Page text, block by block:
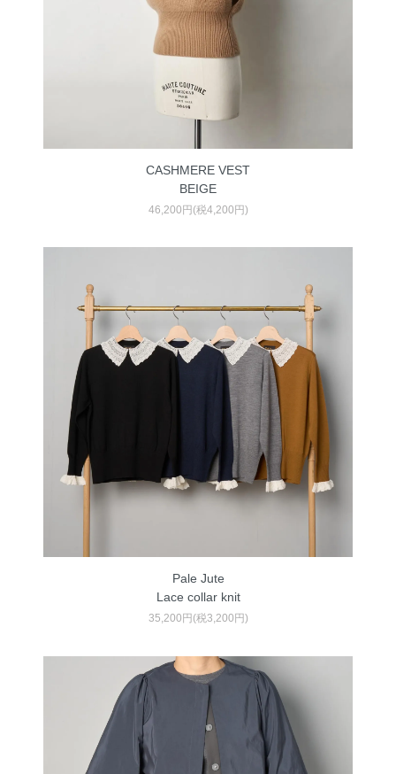
CASHMERE VEST
BEIGE
46,200円(税4,200円)
Pale Jute
Lace collar knit
35,200円(税3,200円)